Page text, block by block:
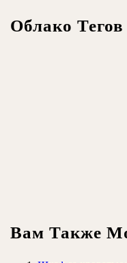
Облако Тегов
Вам Также